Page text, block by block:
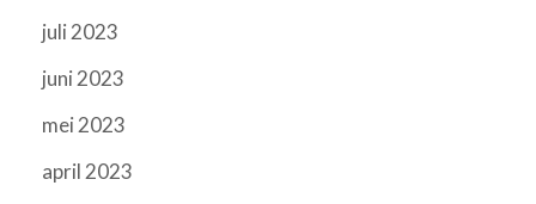
juli 2023
juni 2023
mei 2023
april 2023